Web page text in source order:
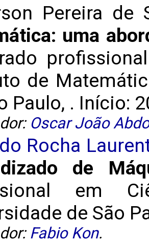
Pereira de
uma
de
Paulo, . Início:
Oscar João
Rocha
de
em
de São
Fabio Kon.